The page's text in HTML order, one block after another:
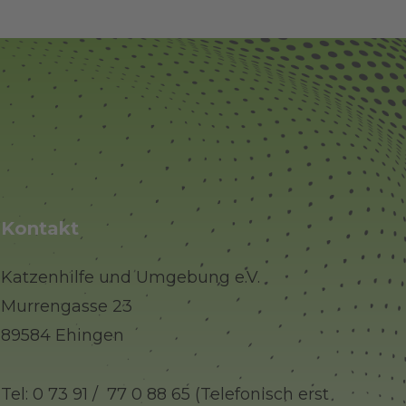
Kontakt
Katzenhilfe und Umgebung e.V.
Murrengasse 23
89584 Ehingen
Tel: 0 73 91 / 77 0 88 65 (Telefonisch erst